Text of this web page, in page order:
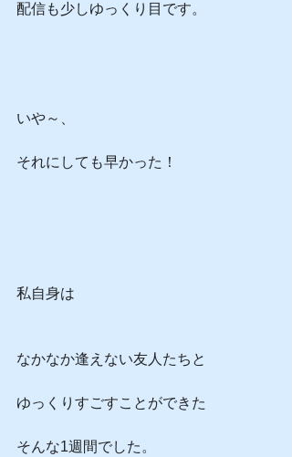
配信も少しゆっくり目です。
いや～、
それにしても早かった！
私自身は
なかなか逢えない友人たちと
ゆっくりすごすことができた
そんな1週間でした。